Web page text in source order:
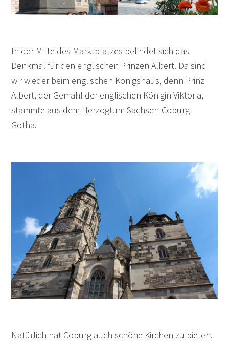
In der Mitte des Marktplatzes befindet sich das
Denkmal für den englischen Prinzen Albert. Da sind
wir wieder beim englischen Königshaus, denn Prinz
Albert, der Gemahl der englischen Königin Viktoria,
stammte aus dem Herzogtum Sachsen-Coburg-
Gotha.
Natürlich hat Coburg auch schöne Kirchen zu bieten.